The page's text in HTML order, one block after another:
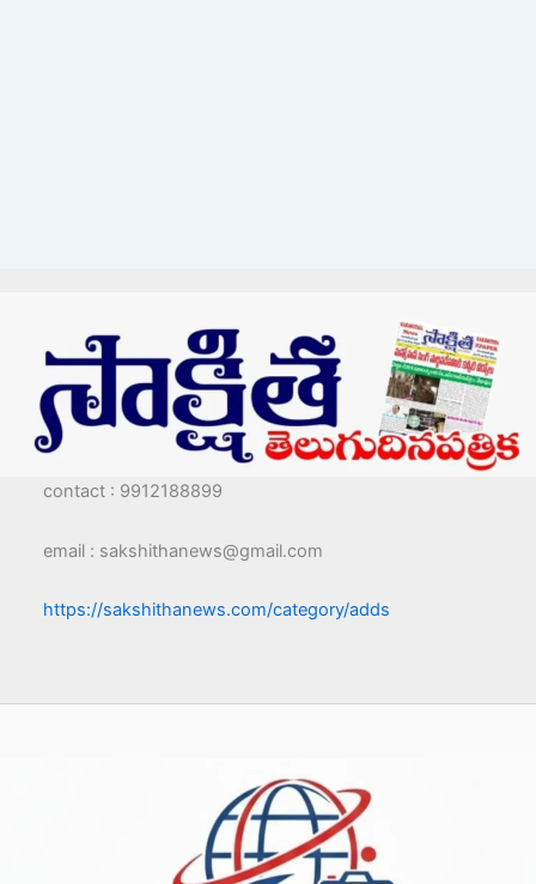
contact : 9912188899
email : sakshithanews@gmail.com
https://sakshithanews.com/category/adds